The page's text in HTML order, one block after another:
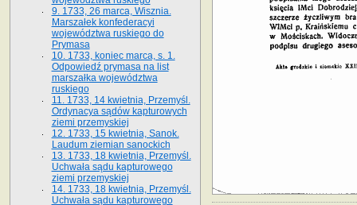
9. 1733, 26 marca, Wisznia.
Marszałek konfederacyi
województwa ruskiego do
Prymasa
10. 1733, koniec marca, s. 1.
Odpowiedź prymasa na list
marszałka województwa
ruskiego
11. 1733, 14 kwietnia, Przemyśl.
Ordynacya sądów kapturowych
ziemi przemyskiej
12. 1733, 15 kwietnia, Sanok.
Laudum ziemian sanockich
13. 1733, 18 kwietnia, Przemyśl.
Uchwała sądu kapturowego
ziemi przemyskiej
14. 1733, 18 kwietnia, Przemyśl.
Uchwała sądu kapturowego